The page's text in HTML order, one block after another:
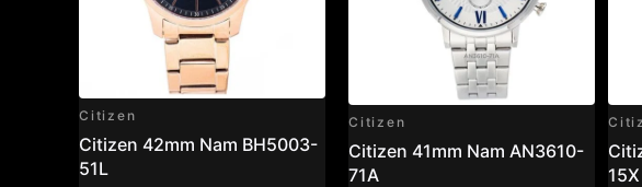
Citizen
Citizen 42mm Nam BH5003-
51L
Citizen
Citizen 41mm Nam AN3610-
71A
15X